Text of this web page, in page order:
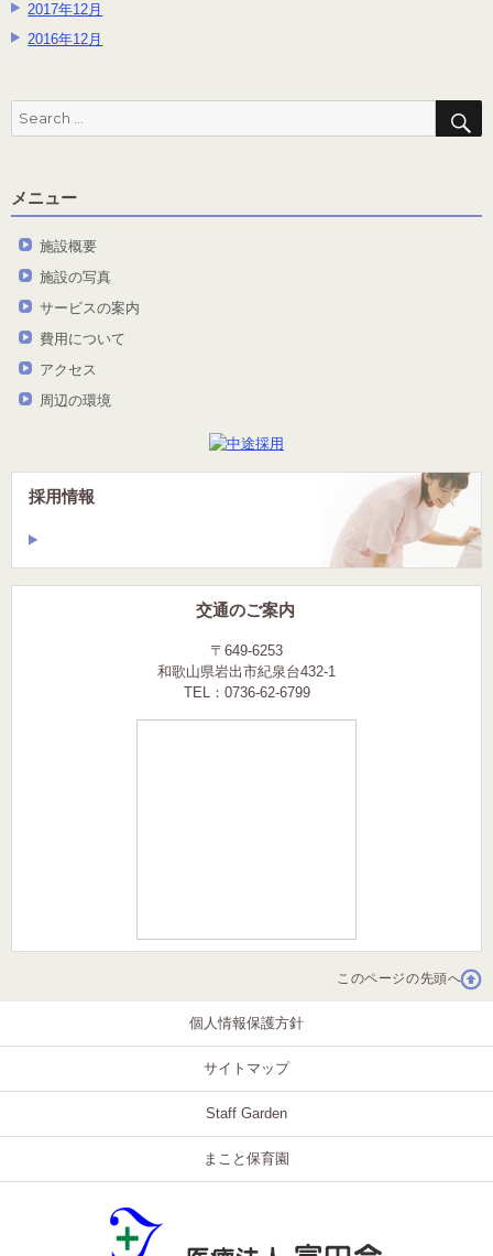
2017年12月
2016年12月
メニュー
施設概要
施設の写真
サービスの案内
費用について
アクセス
周辺の環境
採用情報
交通のご案内
〒649-6253
和歌山県岩出市紀泉台432-1
TEL：0736-62-6799
このページの先頭へ
個人情報保護方針
サイトマップ
Staff Garden
まこと保育園